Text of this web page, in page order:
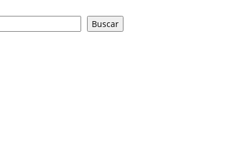
Buscar